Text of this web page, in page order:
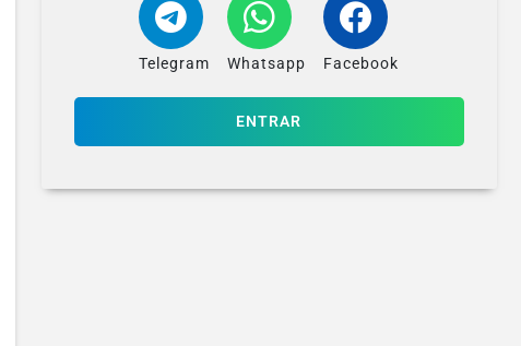
Telegram Whatsapp Facebook
ENTRAR